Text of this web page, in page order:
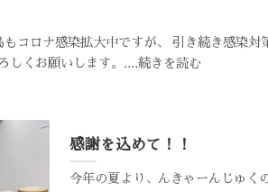
コロナ感染拡大中ですが、 引き続き感染対
しくお願いします。....続きを読む
感謝を込めて！！
今年の夏より、んきゃーんじゅく